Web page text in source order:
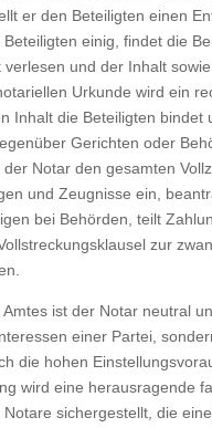
er den Beteiligten einen
einig, findet die
und der Inhalt
Urkunde wird ein
Inhalt die Beteiligten bindet
Gerichten oder
Notar den gesamten
und Zeugnisse ein,
bei Behörden, teilt
zur
ist der Notar neutral
einer Partei,
die hohen
wird eine herausragende
sichergestellt, die